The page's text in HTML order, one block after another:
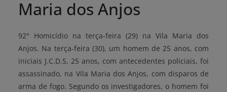
Maria dos Anjos
92° Homicídio na terça-feira (29) na Vila Maria dos
Anjos. Na terça-feira (30), um homem de 25 anos, com
iniciais J.C.D.S, 25 anos, com antecedentes policiais, foi
assassinado, na Vila Maria dos Anjos, com disparos de
arma de fogo. Segundo os investigadores, o homem foi